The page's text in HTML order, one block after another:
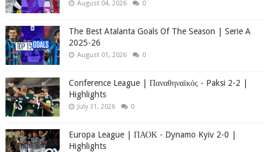
August 04, 2026 0
The Best Atalanta Goals Of The Season | Serie A
2025-26
August 01, 2026 0
Conference League | Παναθηναϊκός - Paksi 2-2 |
Highlights
July 31, 2026 0
Europa League | ΠΑΟΚ - Dynamo Kyiv 2-0 |
Highlights